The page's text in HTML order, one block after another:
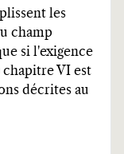
les
champ
si l'exigence
chapitre VI est
décrites au